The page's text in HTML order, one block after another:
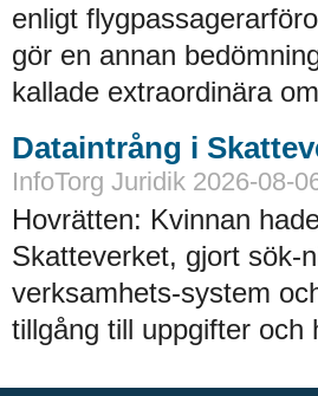
enligt
gör en annan
kallade extraordinära
Dataintrång i
InfoTorg Juridik 2026-08-
Hovrätten: Kvinnan
Skatteverket, gjort sök-
verksamhets-system
tillgång till uppgifter